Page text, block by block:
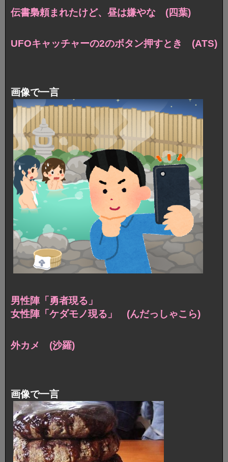
伝書梟頼まれたけど、昼は嫌やな (四葉)
UFOキャッチャーの2のボタン押すとき (ATS)
画像で一言
男性陣「勇者現る」
女性陣「ケダモノ現る」 (んだっしゃこら)
外カメ (沙羅)
画像で一言